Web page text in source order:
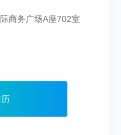
商务广场A座702室